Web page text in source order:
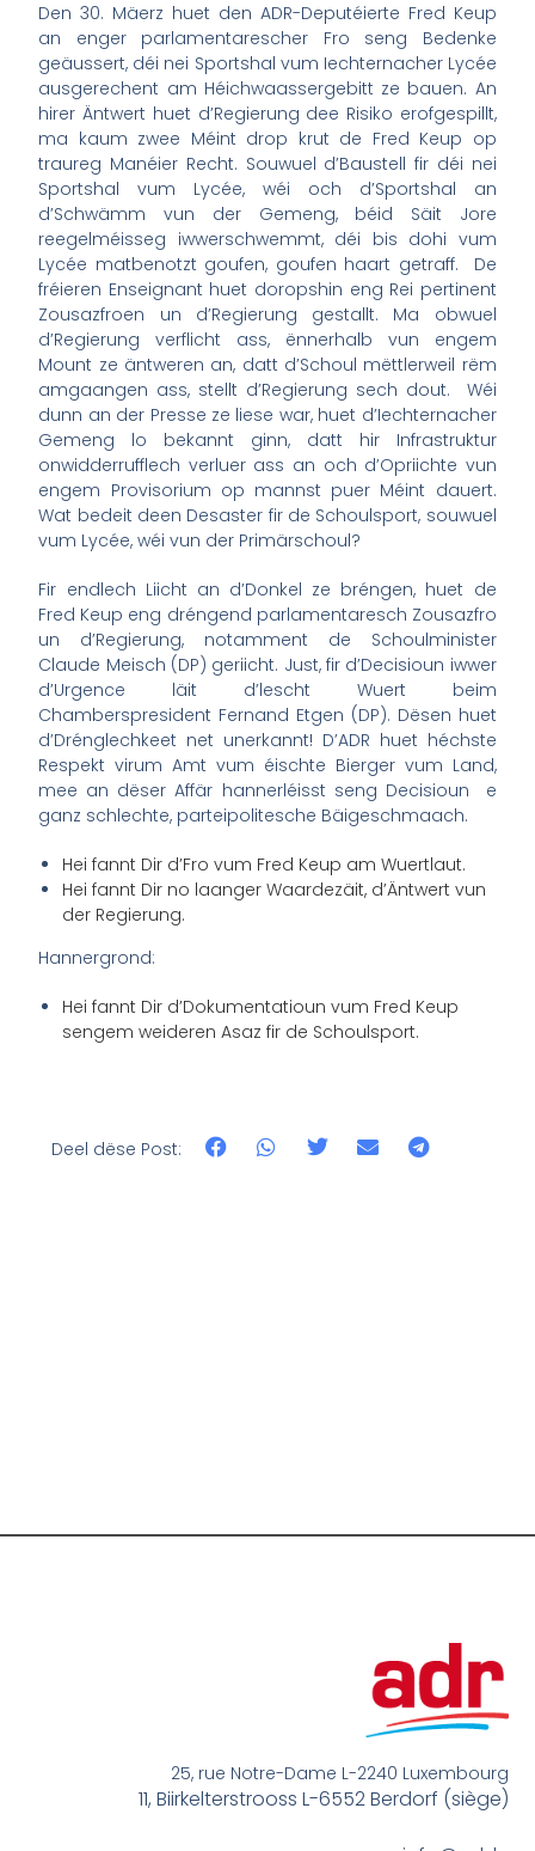
Den 30. Mäerz huet den ADR-Deputéierte Fred Keup
an enger parlamentarescher Fro seng Bedenke
geäussert, déi nei Sportshal vum Iechternacher Lycée
ausgerechent am Héichwaassergebitt ze bauen. An
hirer Äntwert huet d’Regierung dee Risiko erofgespillt,
ma kaum zwee Méint drop krut de Fred Keup op
traureg Manéier Recht. Souwuel d’Baustell fir déi nei
Sportshal vum Lycée, wéi och d’Sportshal an
d’Schwämm vun der Gemeng, béid Säit Jore
reegelméisseg iwwerschwemmt, déi bis dohi vum
Lycée matbenotzt goufen, goufen haart getraff. De
fréieren Enseignant huet doropshin eng Rei pertinent
Zousazfroen un d’Regierung gestallt. Ma obwuel
d’Regierung verflicht ass, ënnerhalb vun engem
Mount ze äntweren an, datt d’Schoul mëttlerweil rëm
amgaangen ass, stellt d’Regierung sech dout. Wéi
dunn an der Presse ze liese war, huet d’Iechternacher
Gemeng lo bekannt ginn, datt hir Infrastruktur
onwidderrufflech verluer ass an och d’Opriichte vun
engem Provisorium op mannst puer Méint dauert.
Wat bedeit deen Desaster fir de Schoulsport, souwuel
vum Lycée, wéi vun der Primärschoul?
Fir endlech Liicht an d’Donkel ze bréngen, huet de
Fred Keup eng dréngend parlamentaresch Zousazfro
un d’Regierung, notamment de Schoulminister
Claude Meisch (DP) geriicht. Just, fir d’Decisioun iwwer
d’Urgence läit d’lescht Wuert beim
Chamberspresident Fernand Etgen (DP). Dësen huet
d’Drénglechkeet net unerkannt! D’ADR huet héchste
Respekt virum Amt vum éischte Bierger vum Land,
mee an dëser Affär hannerléisst seng Decisioun e
ganz schlechte, parteipolitesche Bäigeschmaach.
Hei fannt Dir d’Fro vum Fred Keup am Wuertlaut.
Hei fannt Dir no laanger Waardezäit, d’Äntwert vun
der Regierung.
Hannergrond:
Hei fannt Dir d’Dokumentatioun vum Fred Keup
sengem weideren Asaz fir de Schoulsport.
Deel dëse Post:
25, rue Notre-Dame L-2240 Luxembourg
11, Biirkelterstrooss L-6552 Berdorf (siège)